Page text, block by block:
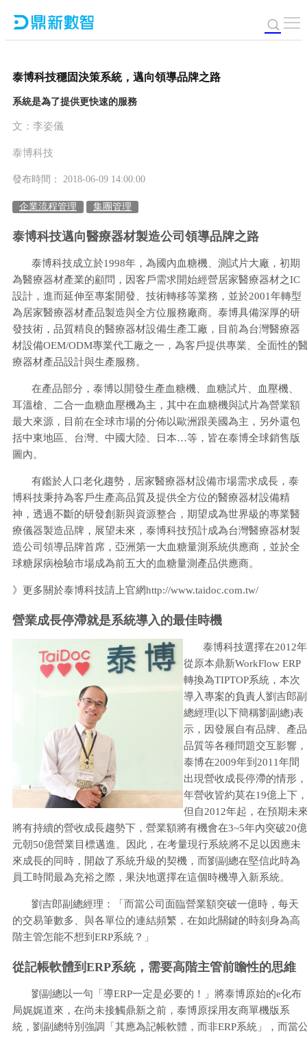
泰博科技穩固決策系統，邁向領導品牌之路
系統是為了提供更快速的服務
文：李姿儀
泰博科技
發布時間： 2018-06-09 14:00:00
企業流程管理 集團管理
泰博科技邁向醫療器材製造公司領導品牌之路
泰博科技成立於1998年，為國內血糖機、測試片大廠，初期
為醫療器材產業的顧問，因客戶需求開始經營居家醫療器材之IC
設計，進而延伸至專案開發、技術轉移等業務，並於2001年轉型
為居家醫療器材產品製造與全方位服務廠商。泰博具備深厚的研
發技術，品質精良的醫療器材設備生產工廠，目前為台灣醫療器
材設備OEM/ODM專業代工廠之一，為客戶提供專業、全面性的
療器材產品設計與生產服務。
在產品部分，泰博以開發生產血糖機、血糖試片、血壓機、
耳溫槍、二合一血糖血壓機為主，其中在血糖機與試片為營業額
最大來源，目前在全球市場的分佈以歐洲跟美國為主，另外還包
括中東地區、台灣、中國大陸、日本…等，皆在泰博全球銷售版
圖內。
有鑑於人口老化趨勢，居家醫療器材設備市場需求成長，泰
博科技秉持為客戶生產高品質及提供全方位的醫療器材設備精
神，透過不斷的研發創新與資源整合，期望成為世界級的專業醫
療儀器製造品牌，展望未來，泰博科技預計成為台灣醫療器材製
造公司領導品牌首席，亞洲第一大血糖量測系統供應商，並於全
球糖尿病檢驗市場成為前五大的血糖量測產品供應商。
》更多關於泰博科技請上官網http://www.taidoc.com.tw/
營業成長停滯就是系統導入的最佳時機
泰博科技選擇在2012年
從原本鼎新WorkFlow ERP
轉換為TIPTOP系統，本次
導入專案的負責人劉吉郎副
總經理(以下簡稱劉副總)表
示，因發展自有品牌、產品
品質等各種問題交互影響，
泰博在2009年到2011年間
出現營收成長停滯的情形，
年營收皆約莫在19億上下，
但自2012年起，在預期未
將有持續的營收成長趨勢下，營業額將有機會在3~5年內突破20億
元朝50億營業目標邁進。因此，在考量現行系統將不足以因應未
來成長的同時，開啟了系統升級的契機，而劉副總在堅信此時為
員工時間最為充裕之際，果決地選擇在這個時機導入新系統。
劉吉郎副總經理：「而當公司面臨營業額突破一億時，每天
的交易筆數多、與各單位的連結頻繁，在如此關鍵的時刻身為高
階主管怎能不想到ERP系統？」
從記帳軟體到ERP系統，需要高階主管前瞻性的思維
劉副總以一句「導ERP一定是必要的！」將泰博原始的e化布
局娓娓道來，在尚未接觸鼎新之前，泰博原採用友商單機版系
統，劉副總特別強調「其應為記帳軟體，而非ERP系統」，而當